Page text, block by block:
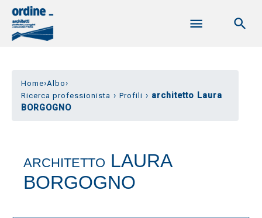
Home›Albo›
Ricerca professionista › Profili › architetto Laura
BORGOGNO
ARCHITETTO LAURA
BORGOGNO